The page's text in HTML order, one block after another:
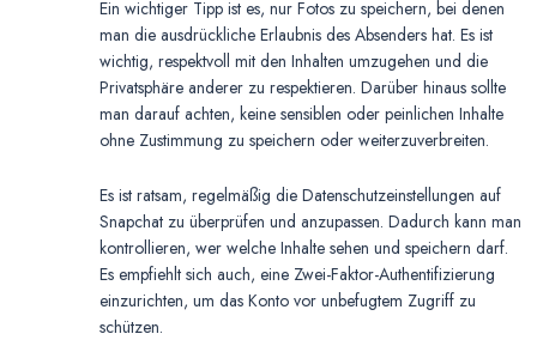
Ein wichtiger Tipp ist es, nur Fotos zu speichern, bei denen
man die ausdrückliche Erlaubnis des Absenders hat. Es ist
wichtig, respektvoll mit den Inhalten umzugehen und die
Privatsphäre anderer zu respektieren. Darüber hinaus sollte
man darauf achten, keine sensiblen oder peinlichen Inhalte
ohne Zustimmung zu speichern oder weiterzuverbreiten.
Es ist ratsam, regelmäßig die Datenschutzeinstellungen auf
Snapchat zu überprüfen und anzupassen. Dadurch kann man
kontrollieren, wer welche Inhalte sehen und speichern darf.
Es empfiehlt sich auch, eine Zwei-Faktor-Authentifizierung
einzurichten, um das Konto vor unbefugtem Zugriff zu
schützen.